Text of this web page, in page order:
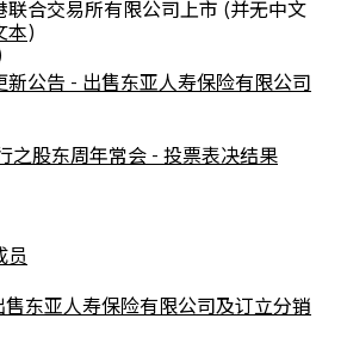
联合交易所有限公司上市 (并无中文
本)
新公告 - 出售东亚人寿保险有限公司
之股东周年常会 - 投票表决结果
员
售东亚人寿保险有限公司及订立分销